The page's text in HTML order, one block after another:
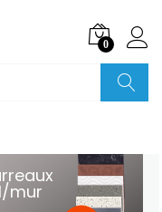
0
mur